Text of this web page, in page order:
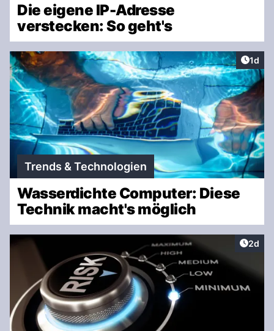
Die eigene IP-Adresse
verstecken: So geht's
1d
Trends & Technologien
Wasserdichte Computer: Diese
Technik macht's möglich
2d